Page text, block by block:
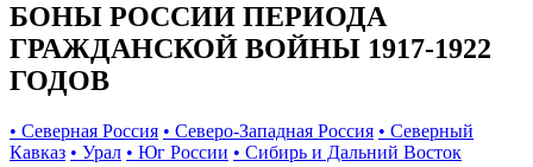
БОНЫ РОССИИ ПЕРИОДА
ГРАЖДАНСКОЙ ВОЙНЫ 1917-1922
ГОДОВ
• Северная Россия • Северо-Западная Россия • Северный
Кавказ • Урал • Юг России • Сибирь и Дальний Восток